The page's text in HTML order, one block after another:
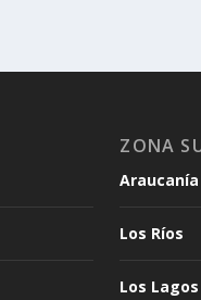
ZONA
Araucanía
Los Ríos
Los Lagos